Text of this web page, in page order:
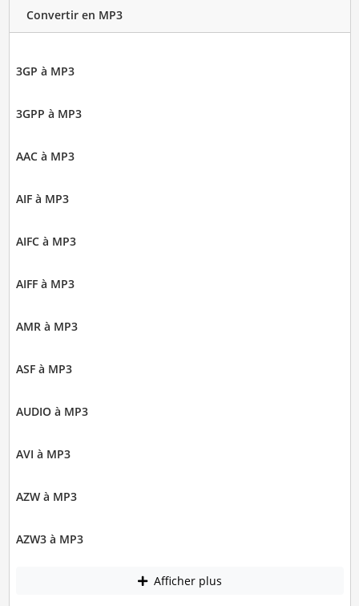
Convertir en MP3
3GP à MP3
3GPP à MP3
AAC à MP3
AIF à MP3
AIFC à MP3
AIFF à MP3
AMR à MP3
ASF à MP3
AUDIO à MP3
AVI à MP3
AZW à MP3
AZW3 à MP3
Afficher plus